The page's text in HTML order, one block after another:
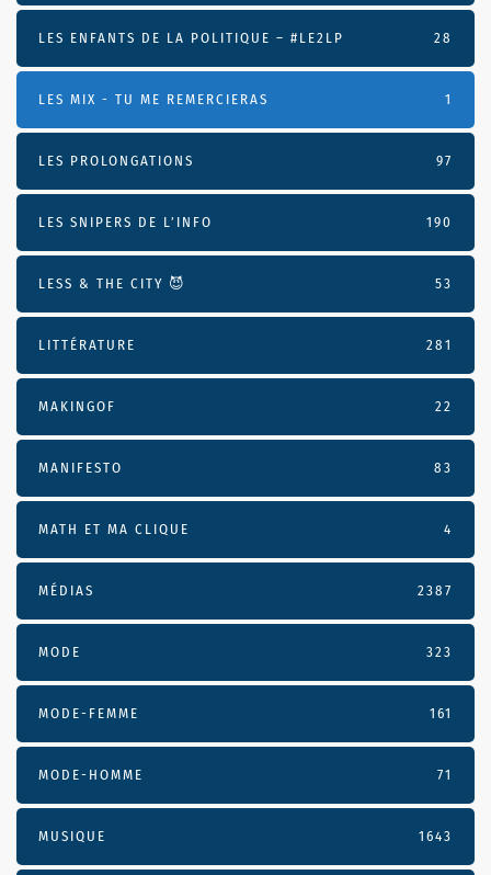
LES ENFANTS DE LA POLITIQUE – #LE2LP 28
LES MIX - TU ME REMERCIERAS 1
LES PROLONGATIONS 97
LES SNIPERS DE L’INFO 190
LESS & THE CITY 😈 53
LITTÉRATURE 281
MAKINGOF 22
MANIFESTO 83
MATH ET MA CLIQUE 4
MÉDIAS 2387
MODE 323
MODE-FEMME 161
MODE-HOMME 71
MUSIQUE 1643